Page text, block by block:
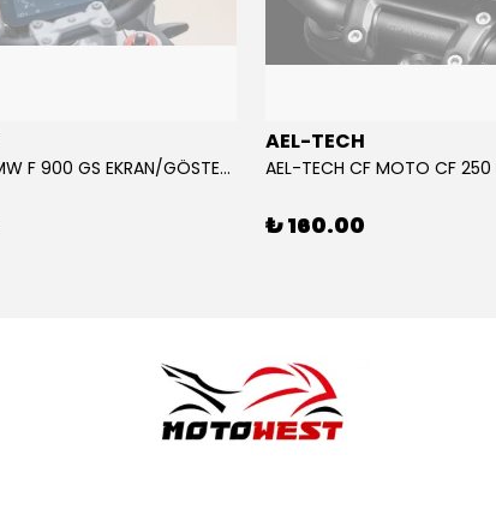
AEL-TECH BMW F 900 GS EKRAN/GÖSTERGE KORUYUCU 2024-2025
AEL-TECH
₺ 160.00